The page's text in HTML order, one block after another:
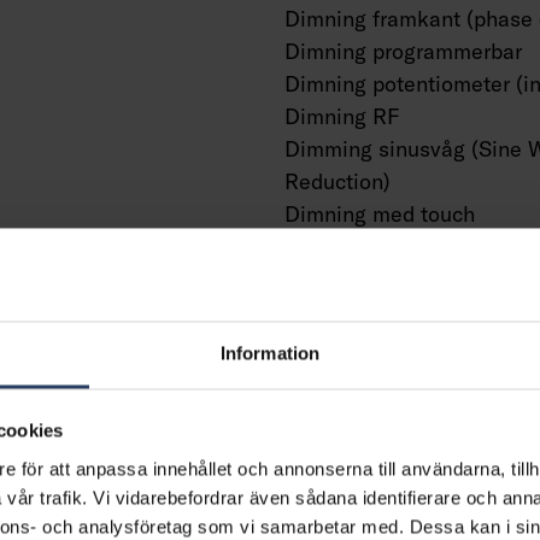
Information
för att anpassa innehållet och annonserna till användarna,
trafik. Vi vidarebefordrar även sådana identifierare och
och analysföretag som vi samarbetar med. Dessa kan i
Dimning framkant (phase
Dimning programmerbar
Dimning potentiometer
Dimning RF
Dimming sinusvåg (Sine
Reduction)
Dimning med touch
Med närvaroindikator
Bluetoothstyrd
Kompatibel med Casambi